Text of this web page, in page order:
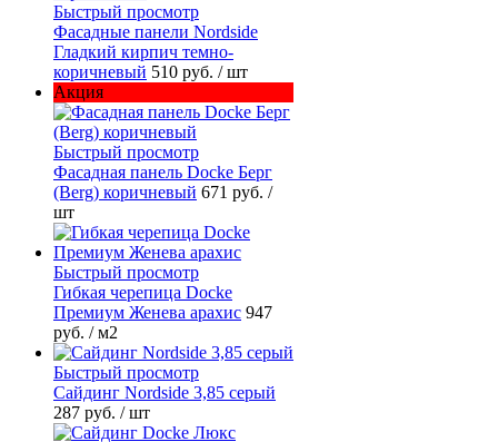
Быстрый просмотр
Фасадные панели Nordside
Гладкий кирпич темно-
коричневый 510 руб. / шт
Акция
Быстрый просмотр
Фасадная панель Docke Берг
(Berg) коричневый 671 руб. /
шт
Быстрый просмотр
Гибкая черепица Docke
Премиум Женева арахис 947
руб. / м2
Быстрый просмотр
Сайдинг Nordside 3,85 серый
287 руб. / шт